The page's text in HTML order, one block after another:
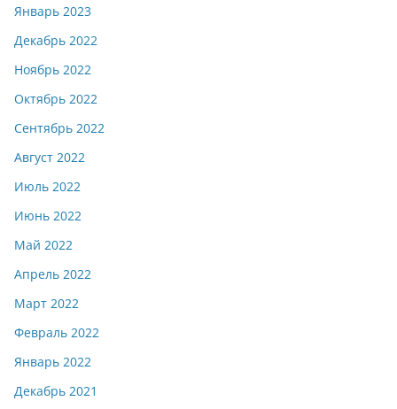
Январь 2023
Декабрь 2022
Ноябрь 2022
Октябрь 2022
Сентябрь 2022
Август 2022
Июль 2022
Июнь 2022
Май 2022
Апрель 2022
Март 2022
Февраль 2022
Январь 2022
Декабрь 2021